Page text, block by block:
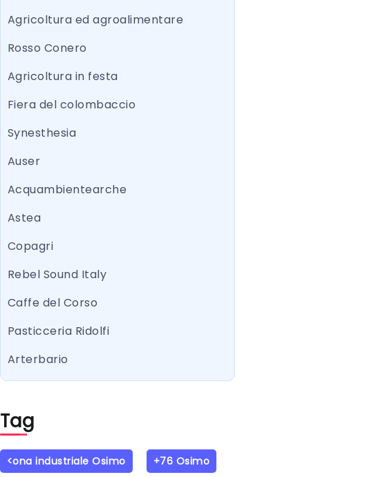
Agricoltura ed agroalimentare
Rosso Conero
Agricoltura in festa
Fiera del colombaccio
Synesthesia
Auser
Acquambientearche
Astea
Copagri
Rebel Sound Italy
Caffe del Corso
Pasticceria Ridolfi
Arterbario
Tag
<ona industriale Osimo +76 Osimo